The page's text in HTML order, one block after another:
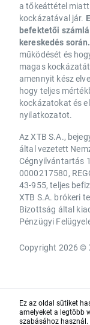
a tőkeáttétel
kockázatával jár.
befektetői
kereskedés során.
működését és
magas
amennyit kész
hogy teljes
kockázatokat és
nyilatkozatot.
Az XTB S.A.,
által vezetett
Cégnyilvántartás
0000217580,
43-955, teljes
XTB S.A. brókeri
Bizottság által
Pénzügyi
Copyright 2026 ©
Ez az oldal sütiket
amelyeket a legtöbb
szabásához